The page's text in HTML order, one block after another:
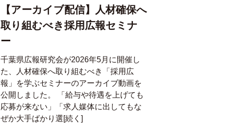
【アーカイブ配信】人材確保へ
取り組むべき採用広報セミナ
ー
千葉県広報研究会が2026年5月に開催し
た、人材確保へ取り組むべき「採用広
報」を学ぶセミナーのアーカイブ動画を
公開しました。 「給与や待遇を上げても
応募が来ない」「求人媒体に出してもな
ぜか大手ばかり選[続く]